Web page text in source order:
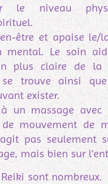
le niveau
être et apaise le/la
mental. Le soin
plus claire de la
trouve ainsi
exister.
à un massage
de mouvement de
pas seulement
mais bien sur
sont nombreux.